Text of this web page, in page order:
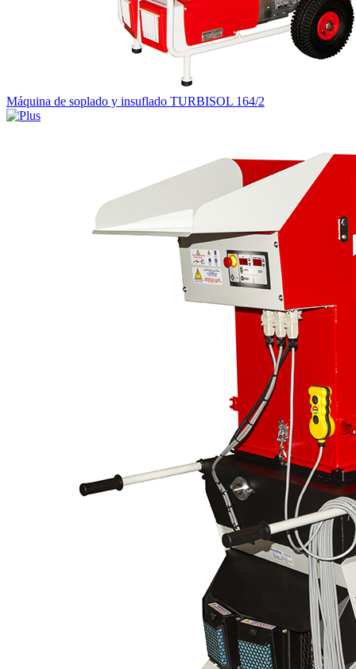
Máquina de soplado y insuflado TURBISOL 164/2